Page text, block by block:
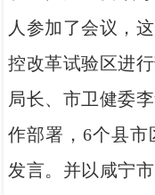
人参加了会议，
控改革试验区进
局长、市卫健委
作部署，6个县
发言。并以咸宁